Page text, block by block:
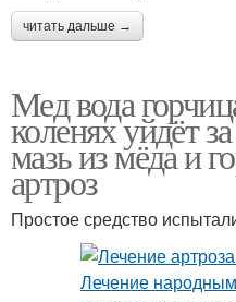
читать дальше →
Мед вода
коленях уйдёт
мазь из мёда и
артроз
Простое средство